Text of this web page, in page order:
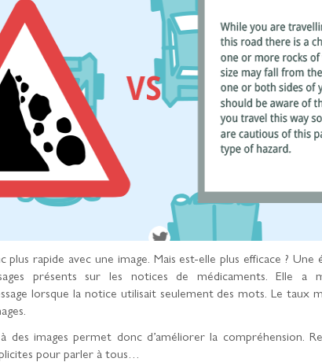
plus rapide avec une image. Mais est-elle plus efficace ? Une
présents sur les notices de médicaments. Elle a
lorsque la notice utilisait seulement des mots. Le taux
des images permet donc d’améliorer la compréhension.
pour parler à tous…